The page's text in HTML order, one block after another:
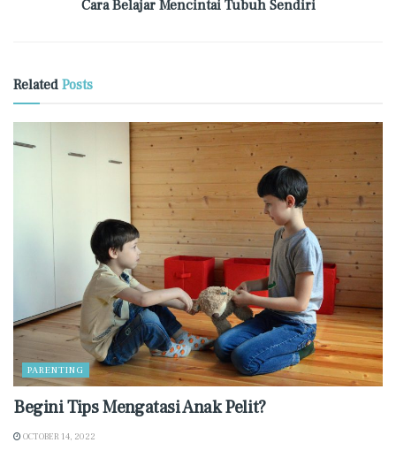
Cara Belajar Mencintai Tubuh Sendiri
Related Posts
PARENTING
Begini Tips Mengatasi Anak Pelit?
OCTOBER 14, 2022